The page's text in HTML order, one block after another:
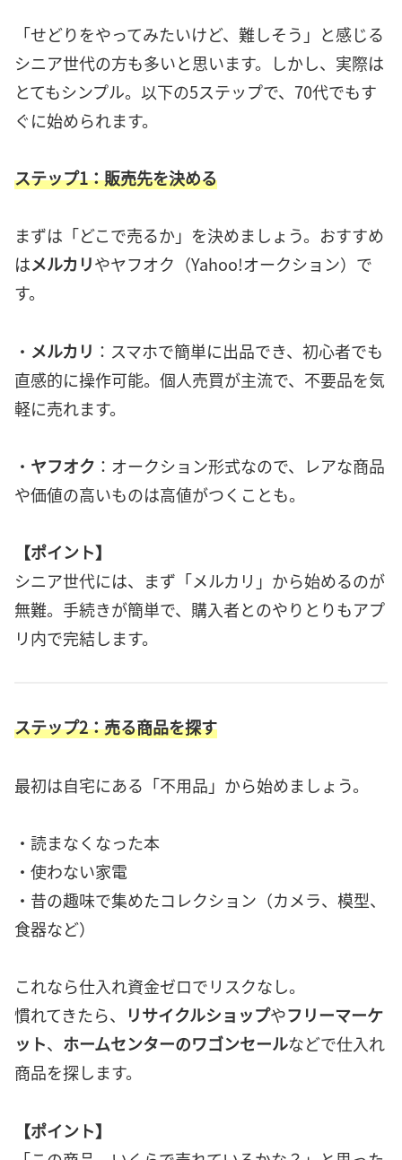
「せどりをやってみたいけど、難しそう」と感じる
シニア世代の方も多いと思います。しかし、実際は
とてもシンプル。以下の5ステップで、70代でもす
ぐに始められます。
ステップ1：販売先を決める
まずは「どこで売るか」を決めましょう。おすすめ
はメルカリやヤフオク（Yahoo!オークション）で
す。
・ メルカリ ：スマホで簡単に出品でき、初心者でも
直感的に操作可能。個人売買が主流で、不要品を気
軽に売れます。
・ ヤフオク ：オークション形式なので、レアな商品
や価値の高いものは高値がつくことも。
【ポイント】
シニア世代には、まず「メルカリ」から始めるのが
無難。手続きが簡単で、購入者とのやりとりもアプ
リ内で完結します。
ステップ2：売る商品を探す
最初は自宅にある「不用品」から始めましょう。
・読まなくなった本
・使わない家電
・昔の趣味で集めたコレクション（カメラ、模型、
食器など）
これなら仕入れ資金ゼロでリスクなし。
慣れてきたら、
リサイクルショップやフリーマーケ
ット、 ホームセンターのワゴンセールなどで仕入れ
商品を探します。
【ポイント】